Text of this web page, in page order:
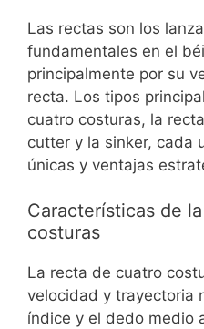
Las rectas son los
fundamentales en el
principalmente por su
recta. Los tipos
cuatro costuras, la
cutter y la sinker, cada
únicas y ventajas
Características de
costuras
La recta de cuatro
velocidad y trayectoria
índice y el dedo medio